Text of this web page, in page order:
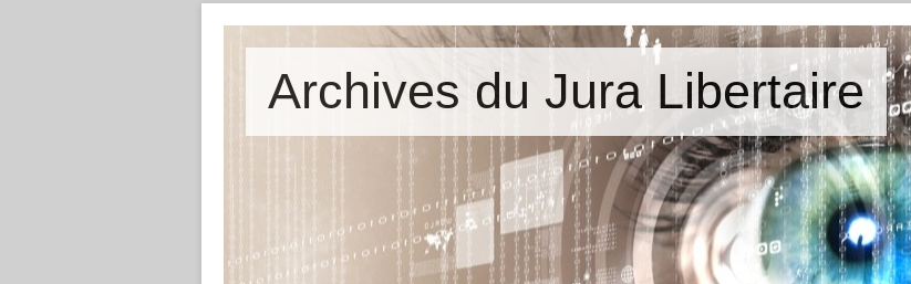
Archives du Jura Libertaire